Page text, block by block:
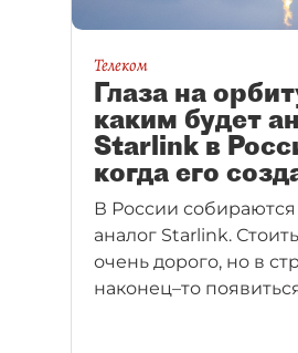
Телеком
Глаза на
каким будет
Starlink в
когда его
В России собираются
аналог Starlink.
очень дорого, но в
наконец–то